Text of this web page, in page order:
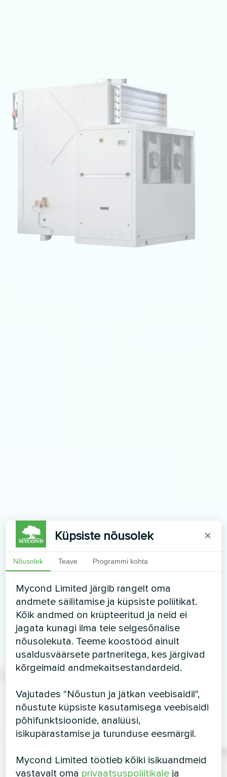
Küpsiste nõusolek ×
Nõusolek Teave Programmi kohta
Mycond Limited järgib rangelt oma
andmete säilitamise ja küpsiste poliitikat.
Kõik andmed on krüpteeritud ja neid ei
jagata kunagi ilma teie selgesõnalise
nõusolekuta. Teeme koostööd ainult
usaldusväärsete partneritega, kes järgivad
kõrgeimaid andmekaitsestandardeid.
Vajutades "Nõustun ja jätkan veebisaidil",
nõustute küpsiste kasutamisega veebisaidi
põhifunktsioonide, analüüsi,
isikupärastamise ja turunduse eesmärgil.
Mycond Limited töötleb kõiki isikuandmeid
vastavalt oma privaatsuspoliitikale ja